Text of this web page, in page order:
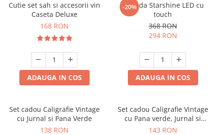
Cutie set sah si accesorii vin
Caseta Deluxe
168 RON
ADAUGA IN COS
-20%
Oglinda Starshine LED cu
touch
368 RON
294 RON
ADAUGA IN COS
Set cadou Caligrafie Vintage
cu Jurnal si Pana Verde
138 RON
Set cadou Caligrafie Vintage
cu Pana verde, Jurnal si
Suport pentru stilou, 9 piese
143 RON